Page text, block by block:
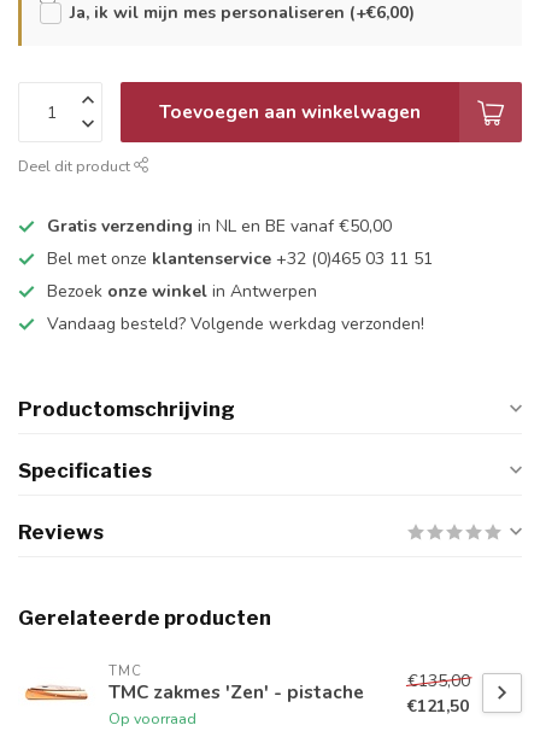
Ja, ik wil mijn mes personaliseren (+€6,00)
Toevoegen aan winkelwagen
Deel dit product
Gratis verzending in NL en BE vanaf €50,00
Bel met onze klantenservice +32 (0)465 03 11 51
Bezoek onze winkel in Antwerpen
Vandaag besteld? Volgende werkdag verzonden!
Productomschrijving
Specificaties
Reviews
Gerelateerde producten
TMC
TMC zakmes 'Zen' - pistache
Op voorraad
€135,00
€121,50